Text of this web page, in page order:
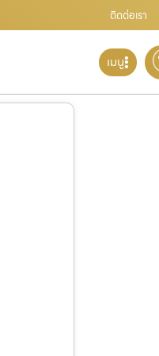
ติดต่อเรา
เมนู